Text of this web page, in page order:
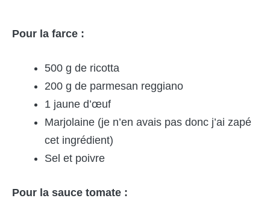
Pour la farce :
500 g de ricotta
200 g de parmesan reggiano
1 jaune d’œuf
Marjolaine (je n’en avais pas donc j’ai zapé
cet ingrédient)
Sel et poivre
Pour la sauce tomate :